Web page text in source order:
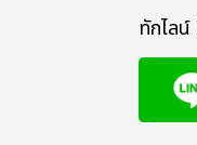
ทักไล